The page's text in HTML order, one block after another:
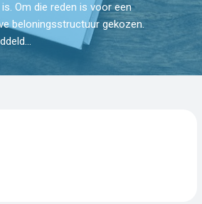
Om die reden is voor een
beloningsstructuur gekozen.